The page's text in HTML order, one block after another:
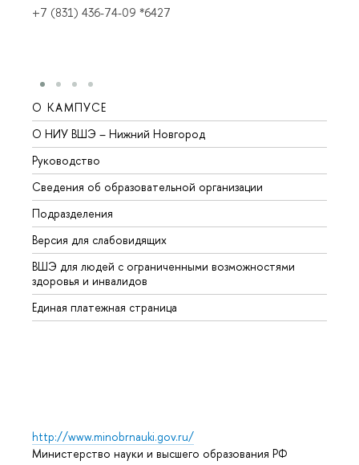
+7 (831) 436-74-09 *6427
О КАМПУСЕ
О НИУ ВШЭ – Нижний Новгород
Руководство
Сведения об образовательной организации
Подразделения
Версия для слабовидящих
ВШЭ для людей с ограниченными возможностями
здоровья и инвалидов
Единая платежная страница
http://www.minobrnauki.gov.ru/
Министерство науки и высшего образования РФ